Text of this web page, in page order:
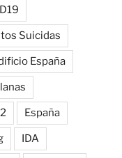
Suicidas
España
España
IDA